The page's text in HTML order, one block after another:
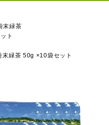
末緑茶
ト
末緑茶 50g ×10袋セット